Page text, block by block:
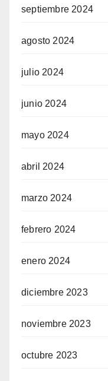
septiembre 2024
agosto 2024
julio 2024
junio 2024
mayo 2024
abril 2024
marzo 2024
febrero 2024
enero 2024
diciembre 2023
noviembre 2023
octubre 2023